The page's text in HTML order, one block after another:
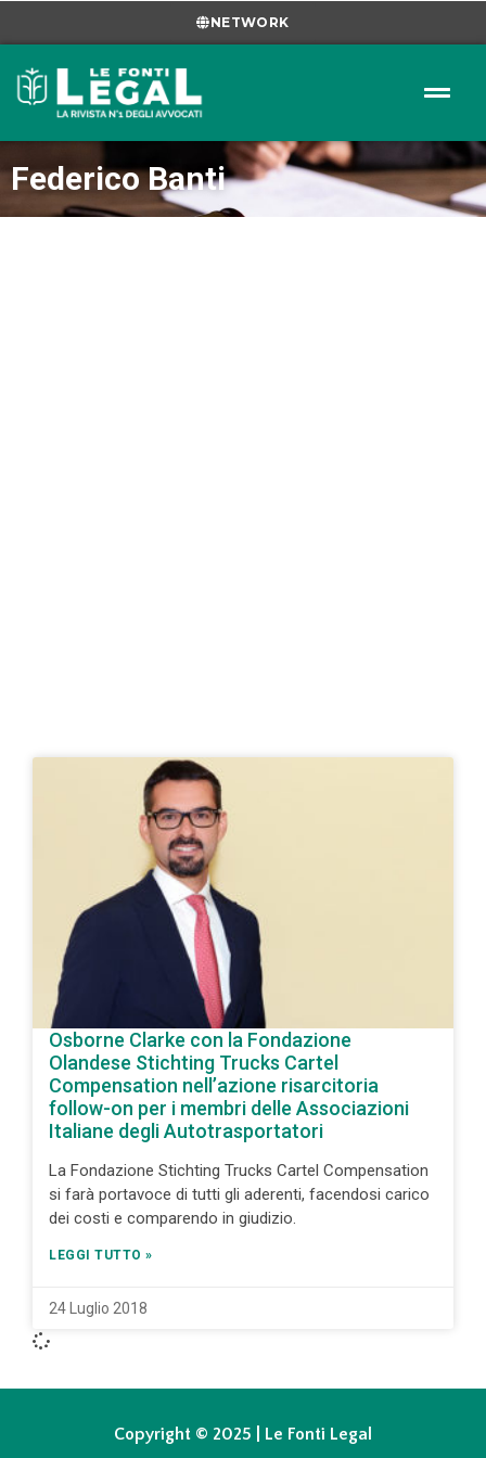
NETWORK
Federico Banti
Osborne Clarke con la Fondazione
Olandese Stichting Trucks Cartel
Compensation nell’azione risarcitoria
follow-on per i membri delle Associazioni
Italiane degli Autotrasportatori
La Fondazione Stichting Trucks Cartel Compensation
si farà portavoce di tutti gli aderenti, facendosi carico
dei costi e comparendo in giudizio.
LEGGI TUTTO »
24 Luglio 2018
Copyright © 2025 | Le Fonti Legal